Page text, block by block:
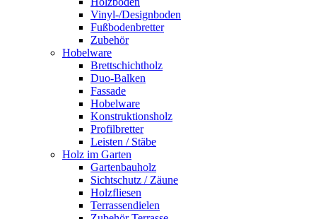
Vinyl-/Designboden
Fußbodenbretter
Zubehör
Hobelware
Brettschichtholz
Duo-Balken
Fassade
Hobelware
Konstruktionsholz
Profilbretter
Leisten / Stäbe
Holz im Garten
Gartenbauholz
Sichtschutz / Zäune
Holzfliesen
Terrassendielen